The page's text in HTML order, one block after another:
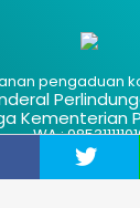
pengaduan
Kementerian
WA :